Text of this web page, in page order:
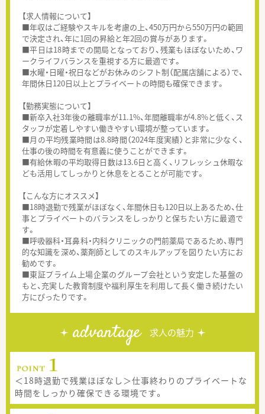
【求人情報について】
■年収はご経験やスキルを考慮の上、450万円から550万円の範囲
で決定され、年に1回の昇給と年2回の賞与があります。
■平日は18時までの開局となっており、残業もほぼないため、ワ
ークライフバランスを重視する方に最適です。
■水曜・日曜・祝日などがお休みのシフト制（配属店舗による）で、
年間休日120日以上とプライベートの時間も確保できます。
【勤務実態について】
■新卒入社3年後の離職率が11.1%、年間離職率が4.8%と低く、ス
タッフが定着しやすい働きやすい環境が整っています。
■月の平均残業時間は8.8時間（2024年度実績）と非常に少なく、
仕事の後の時間を有意義に使うことができます。
■有給休暇の平均取得日数は13.6日と高く、リフレッシュ休暇な
ども活用してしっかりと休息をとることが可能です。
【こんな方にオススメ】
■18時退勤で残業がほぼなく、年間休日も120日以上あるため、仕
事とプライベートのバランスをしっかりと保ちたい方に最適で
す。
■呼吸器科・耳鼻科・内科クリニックの門前薬局であるため、専門
的な知識を深め、薬剤師としてのスキルアップを図りたい方にお
勧めです。
■東証プライム上場企業のグループ会社という安定した基盤の
もと、充実した教育制度や福利厚生を利用して長く働き続けたい
方にぴったりです。
advantage 求人の魅力
＜18時退勤で残業ほぼなし＞仕事終わりのプライベートな
時間をしっかり確保できる環境です。